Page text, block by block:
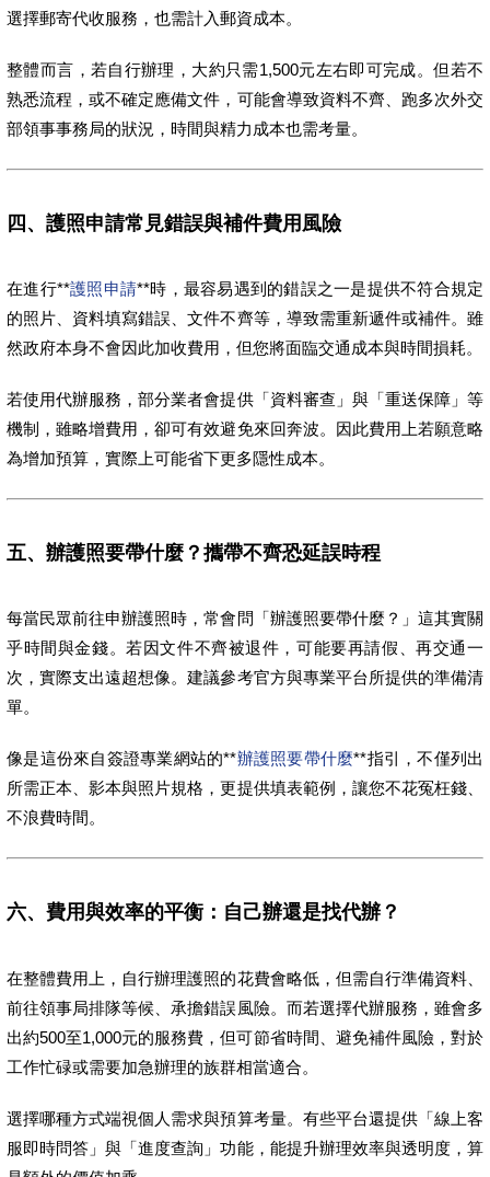
選擇郵寄代收服務，也需計入郵資成本。
整體而言，若自行辦理，大約只需1,500元左右即可完成。但若不
熟悉流程，或不確定應備文件，可能會導致資料不齊、跑多次外交
部領事事務局的狀況，時間與精力成本也需考量。
四、護照申請常見錯誤與補件費用風險
在進行**護照申請**時，最容易遇到的錯誤之一是提供不符合規定
的照片、資料填寫錯誤、文件不齊等，導致需重新遞件或補件。雖
然政府本身不會因此加收費用，但您將面臨交通成本與時間損耗。
若使用代辦服務，部分業者會提供「資料審查」與「重送保障」等
機制，雖略增費用，卻可有效避免來回奔波。因此費用上若願意略
為增加預算，實際上可能省下更多隱性成本。
五、辦護照要帶什麼？攜帶不齊恐延誤時程
每當民眾前往申辦護照時，常會問「辦護照要帶什麼？」這其實關
乎時間與金錢。若因文件不齊被退件，可能要再請假、再交通一
次，實際支出遠超想像。建議參考官方與專業平台所提供的準備清
單。
像是這份來自簽證專業網站的**辦護照要帶什麼**指引，不僅列出
所需正本、影本與照片規格，更提供填表範例，讓您不花冤枉錢、
不浪費時間。
六、費用與效率的平衡：自己辦還是找代辦？
在整體費用上，自行辦理護照的花費會略低，但需自行準備資料、
前往領事局排隊等候、承擔錯誤風險。而若選擇代辦服務，雖會多
出約500至1,000元的服務費，但可節省時間、避免補件風險，對於
工作忙碌或需要加急辦理的族群相當適合。
選擇哪種方式端視個人需求與預算考量。有些平台還提供「線上客
服即時問答」與「進度查詢」功能，能提升辦理效率與透明度，算